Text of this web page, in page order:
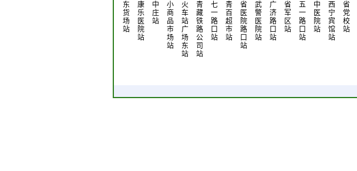
东
货
场
站
康
乐
医
院
站
中
庄
站
小
商
品
市
场
站
火
车
站
广
场
东
站
青
藏
铁
路
公
司
站
七
一
路
口
站
青
百
超
市
站
省
医
院
路
口
站
武
警
医
院
站
广
济
路
口
站
省
军
区
站
五
一
路
口
站
中
医
院
站
西
宁
宾
馆
站
省
党
校
站